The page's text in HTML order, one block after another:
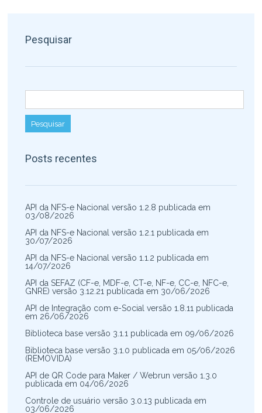
Pesquisar
Posts recentes
API da NFS-e Nacional versão 1.2.8 publicada em
03/08/2026
API da NFS-e Nacional versão 1.2.1 publicada em
30/07/2026
API da NFS-e Nacional versão 1.1.2 publicada em
14/07/2026
API da SEFAZ (CF-e, MDF-e, CT-e, NF-e, CC-e, NFC-e,
GNRE) versão 3.12.21 publicada em 30/06/2026
API de Integração com e-Social versão 1.8.11 publicada
em 26/06/2026
Biblioteca base versão 3.1.1 publicada em 09/06/2026
Biblioteca base versão 3.1.0 publicada em 05/06/2026
(REMOVIDA)
API de QR Code para Maker / Webrun versão 1.3.0
publicada em 04/06/2026
Controle de usuário versão 3.0.13 publicada em
03/06/2026